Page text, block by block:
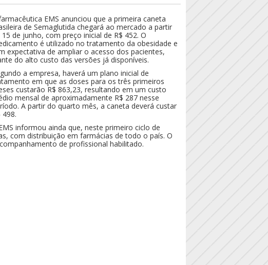
EMS anunciou que a primeira caneta
de Semaglutida chegará ao mercado a partir
15 de junho, com preço inicial de R$ 452. O
é utilizado no tratamento da obesidade e
expectativa de ampliar o acesso dos pacientes,
do alto custo das versões já disponíveis.
a empresa, haverá um plano inicial de
em que as doses para os três primeiros
custarão R$ 863,23, resultando em um custo
mensal de aproximadamente R$ 287 nesse
A partir do quarto mês, a caneta deverá custar
498.
informou ainda que, neste primeiro ciclo de
com distribuição em farmácias de todo o país. O
de profissional habilitado.